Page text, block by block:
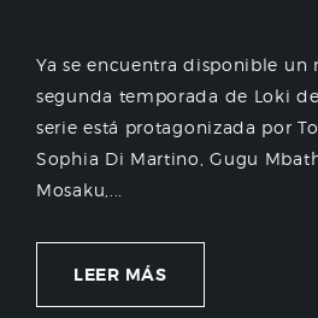
Ya se encuentra disponible un
segunda temporada de Loki
serie está protagonizada por
Sophia Di Martino, Gugu
Mosaku,...
LEER MÁS